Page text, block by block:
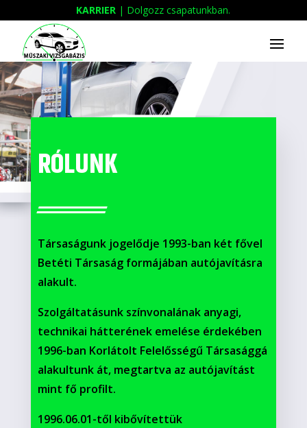
KARRIER | Dolgozz csapatunkban.
RÓLUNK
Társaságunk jogelődje 1993-ban két fővel
Betéti Társaság formájában autójavításra
alakult.
Szolgáltatásunk színvonalának anyagi,
technikai hátterének emelése érdekében
1996-ban Korlátolt Felelősségű Társasággá
alakultunk át, megtartva az autójavítást
mint fő profilt.
1996.06.01-től kibővítettük